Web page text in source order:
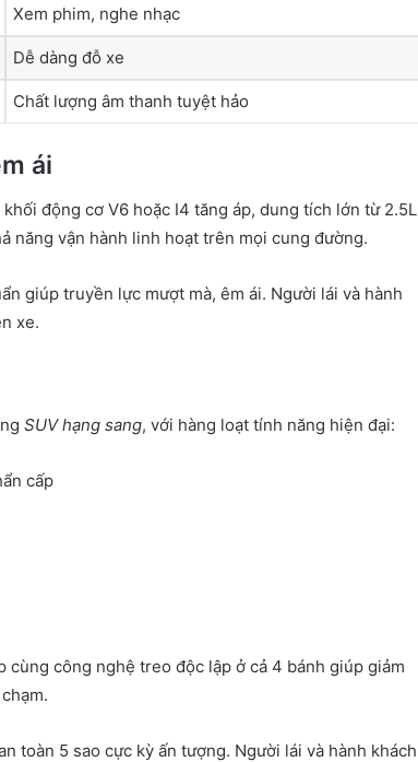
Xem phim, nghe nhạc
Dễ dàng đỗ xe
Chất lượng âm thanh tuyệt hảo
ái
động cơ V6 hoặc I4 tăng áp, dung tích lớn từ 2.5L
năng vận hành linh hoạt trên mọi cung đường.
giúp truyền lực mượt mà, êm ái. Người lái và hành
xe.
SUV hạng sang, với hàng loạt tính năng hiện đại:
cấp
cùng công nghệ treo độc lập ở cả 4 bánh giúp giảm
toàn 5 sao cực kỳ ấn tượng. Người lái và hành khách